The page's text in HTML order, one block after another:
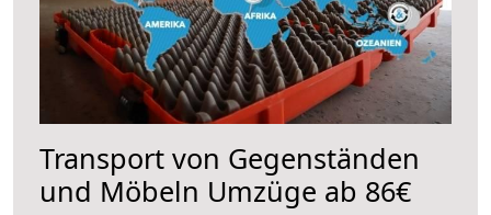
Transport von Gegenständen
und Möbeln Umzüge ab 86€